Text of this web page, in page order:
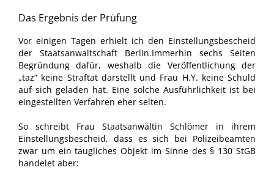
Das Ergebnis der Prüfung
Vor einigen Tagen erhielt ich den Einstellungsbescheid
der Staatsanwaltschaft Berlin.Immerhin sechs Seiten
Begründung dafür, weshalb die Veröffentlichung der
„taz“ keine Straftat darstellt und Frau H.Y. keine Schuld
auf sich geladen hat. Eine solche Ausführlichkeit ist bei
eingestellten Verfahren eher selten.
So schreibt Frau Staatsanwältin Schlömer in ihrem
Einstellungsbescheid, dass es sich bei Polizeibeamten
zwar um ein taugliches Objekt im Sinne des § 130 StGB
handelet aber: